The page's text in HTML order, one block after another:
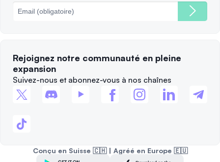
Rejoignez notre communauté en pleine
expansion
Suivez-nous et abonnez-vous à nos chaînes
Conçu en Suisse 🇨🇭 | Agréé en Europe 🇪🇺